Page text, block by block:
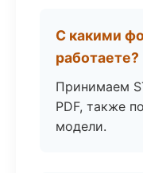
С какими
работаете?
Принимаем
PDF, также
модели.